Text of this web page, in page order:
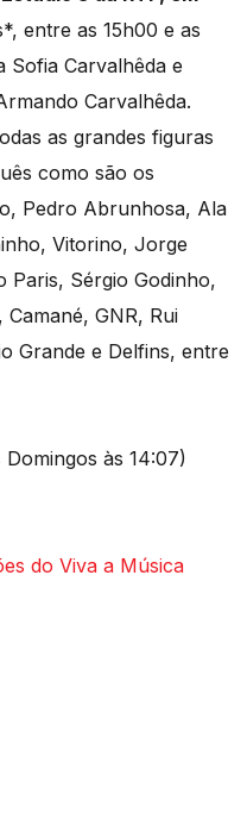
entre as 15h00 e as
Carvalhêda e
Carvalhêda.
as grandes figuras
como são os
Pedro Abrunhosa, Ala
Vitorino, Jorge
Paris, Sérgio Godinho,
GNR, Rui
Grande e Delfins, entre
Domingos às 14:07)
do Viva a Música